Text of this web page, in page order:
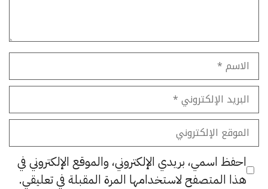
الاسم
البريد
الإلكتروني
الموقع
الإلكتروني
احفظ اسمي، بريدي الإلكتروني، والموقع الإلكتروني في
هذا المتصفح لاستخدامها المرة المقبلة في تعليقي.